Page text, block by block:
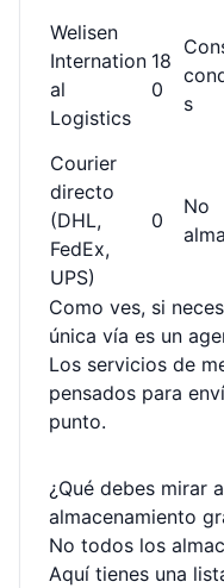
Welisen
Internation
al
Logistics
18
0
s
Courier
directo
(DHL,
FedEx,
UPS)
0
No
Como ves, si
única vía es un
Los servicios de
pensados para
punto.
¿Qué debes mirar
almacenamiento
No todos los
Aquí tienes una